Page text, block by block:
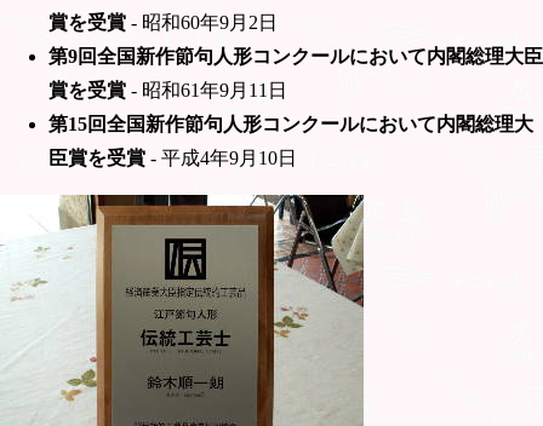
賞を受賞 - 昭和60年9月2日
第9回全国新作節句人形コンクールにおいて内閣総理大臣
賞を受賞 - 昭和61年9月11日
第15回全国新作節句人形コンクールにおいて内閣総理大
臣賞を受賞 - 平成4年9月10日